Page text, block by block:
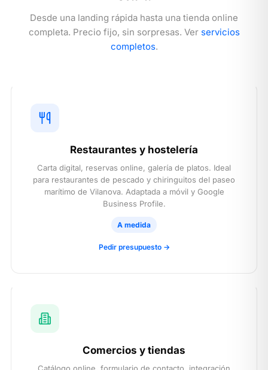
Desde una landing rápida hasta una tienda online
completa. Precio fijo, sin sorpresas. Ver servicios
completos.
Restaurantes y hostelería
Carta digital, reservas online, galería de platos. Ideal
para restaurantes de pescado y chiringuitos del paseo
marítimo de Vilanova. Adaptada a móvil y Google
Business Profile.
A medida
Pedir presupuesto →
Comercios y tiendas